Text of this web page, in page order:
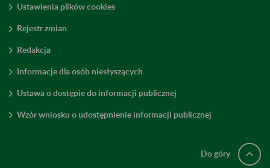
Ustawienia plików cookies
Rejestr zmian
Redakcja
Informacje dla osób niesłyszących
Ustawa o dostępie do informacji publicznej
Wzór wniosku o udostępnienie informacji publicznej
Do góry